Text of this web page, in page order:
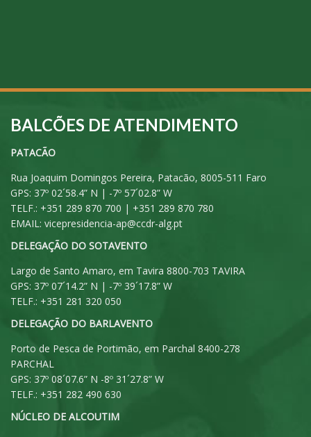
BALCÕES DE ATENDIMENTO
PATACÃO
Rua Joaquim Domingos Pereira, Patacão, 8005-511 Faro
GPS: 37º 02´58.4” N | -7º 57´02.8” W
TELF.: +351 289 870 700 | +351 289 870 780
EMAIL: vicepresidencia-ap@ccdr-alg.pt
DELEGAÇÃO DO SOTAVENTO
Largo de Santo Amaro, em Tavira 8800-703 TAVIRA
GPS: 37º 07´14.2” N | -7º 39´17.8” W
TELF.: +351 281 320 050
DELEGAÇÃO DO BARLAVENTO
Porto de Pesca de Portimão, em Parchal 8400-278
PARCHAL
GPS: 37º 08´07.6” N -8º 31´27.8” W
TELF.: +351 282 490 630
NÚCLEO DE ALCOUTIM